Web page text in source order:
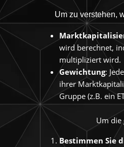
Um zu verstehen,
wird berechnet,
multipliziert wird.
Gewichtung:
ihrer
Gruppe (z.B. ein
Um die
Bestimmen Sie